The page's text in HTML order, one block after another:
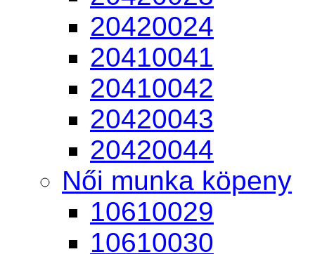
20420024
20410041
20410042
20420043
20420044
Női munka köpeny
10610029
10610030